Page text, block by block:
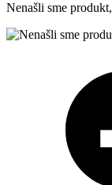
Nenašli sme